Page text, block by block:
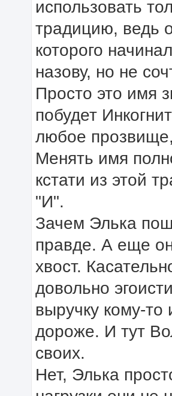
использовать
традицию, ведь
которого
назову, но не
Просто это имя
побудет
любое
Менять имя
кстати из этой
"И".
Зачем Элька
правде. А еще
хвост.
довольно
выручку кому-
дороже. И тут
своих.
Нет, Элька